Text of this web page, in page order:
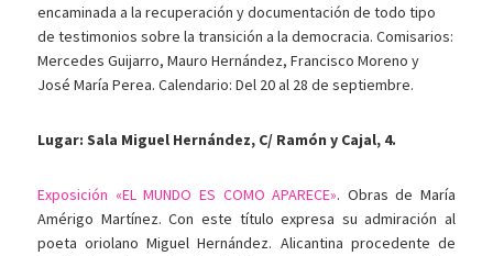
encaminada a la recuperación y documentación de todo tipo
de testimonios sobre la transición a la democracia. Comisarios:
Mercedes Guijarro, Mauro Hernández, Francisco Moreno y
José María Perea. Calendario: Del 20 al 28 de septiembre.
Lugar: Sala Miguel Hernández, C/ Ramón y Cajal, 4.
Exposición «EL MUNDO ES COMO APARECE». Obras de María
Amérigo Martínez. Con este título expresa su admiración al
poeta oriolano Miguel Hernández. Alicantina procedente de